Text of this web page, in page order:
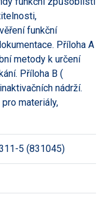
funkční
Příloha A
metody k určení
Příloha B (
nádrží.
materiály,
5 (831045)